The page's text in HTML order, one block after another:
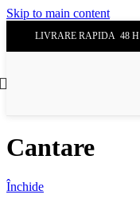
Skip to main content
LIVRARE RAPIDA 48 H
Cantare
Închide